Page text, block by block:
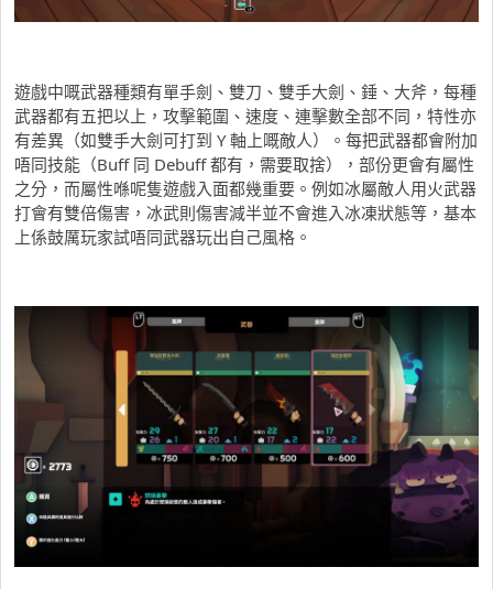
遊戲中嘅武器種類有單手劍、雙刀、雙手大劍、錘、大斧，每種
武器都有五把以上，攻擊範圍、速度、連擊數全部不同，特性亦
有差異（如雙手大劍可打到 Y 軸上嘅敵人）。每把武器都會附加
唔同技能（Buff 同 Debuff 都有，需要取捨），部份更會有屬性
之分，而屬性喺呢隻遊戲入面都幾重要。例如冰屬敵人用火武器
打會有雙倍傷害，冰武則傷害減半並不會進入冰凍狀態等，基本
上係鼓厲玩家試唔同武器玩出自己風格。